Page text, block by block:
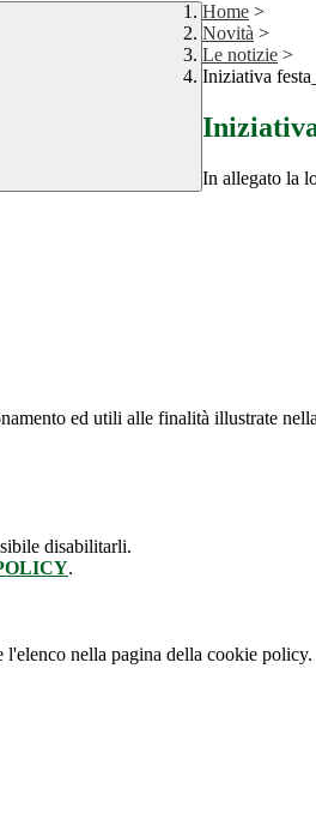
Home >
Novità >
Le notizie >
Iniziativa
In allegato la
ed utili alle finalità illustrate nella
disabilitarli.
.
l'elenco nella pagina della cookie policy.